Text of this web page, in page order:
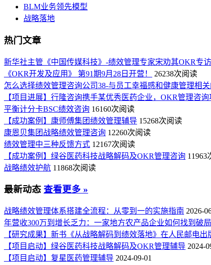
BLM业务领先模型
战略落地
热门文章
新华社主管《中国传媒科技》-绩效管理专家宋劝其OKR专访
《OKR开发及应用》 第91期9月28日开营！
26238次阅读
怎么选择绩效管理咨询公司38-与员工幸福感和健康管理相
【项目进展】行隆咨询携手某优秀医药企业，OKR管理咨
平衡计分卡BSC绩效咨询 16160次阅读
【成功案例】康师傅集团绩效管理辅导 15268次阅读
康恩贝集团战略绩效管理咨询 12260次阅读
绩效管理中三种反馈方式 12167次阅读
【成功案例】绿谷医药科技战略解码及OKR管理咨询 11963
战略绩效护航 11868次阅读
最新动态 查看更多 »
战略绩效管理体系搭建全流程：从零到一的实施指南 2026-
年营收300万到增长乏力：一家地方农产品企业如何找到破局
【研究成果】新书《从战略解码到绩效落地》在人民邮电
【项目启动】绿谷医药科技战略解码及OKR管理辅导 2024-
【项目启动】复星医药管理辅导 2024-09-01